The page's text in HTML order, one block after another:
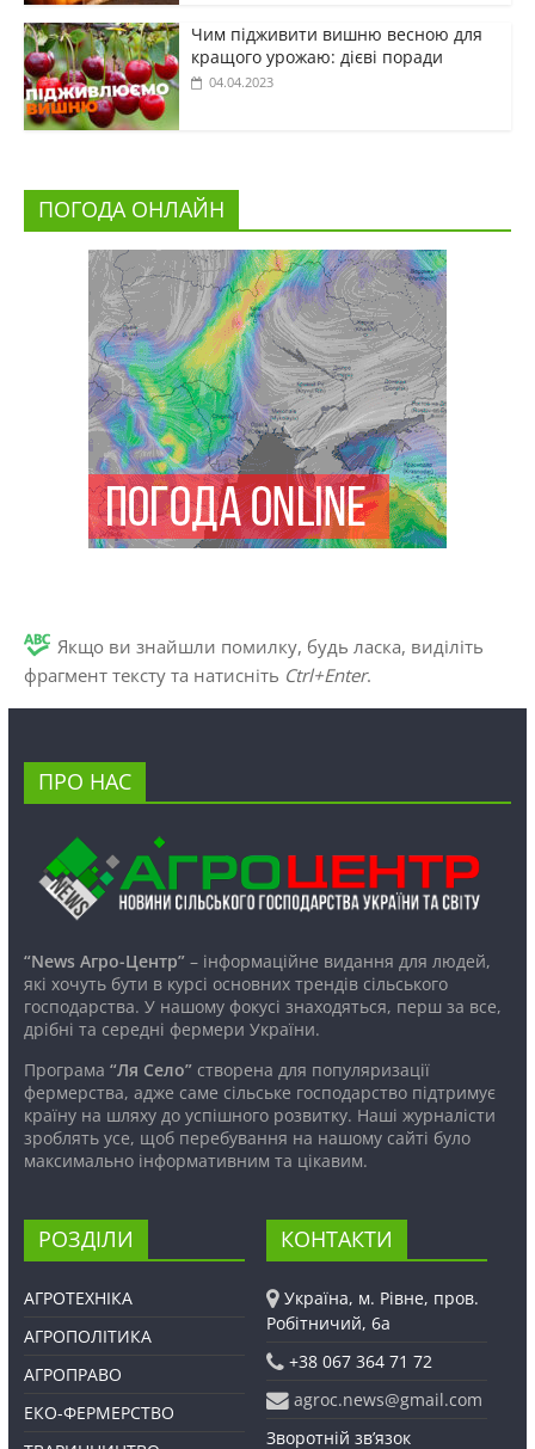
Чим підживити вишню весною для
кращого урожаю: дієві поради
04.04.2023
ПОГОДА ОНЛАЙН
Якщо ви знайшли помилку, будь ласка, виділіть
фрагмент тексту та натисніть Ctrl+Enter.
ПРО НАС
“News Агро-Центр”– інформаційне видання для людей,
які хочуть бути в курсі основних трендів сільського
господарства. У нашому фокусі знаходяться, перш за все,
дрібні та середні фермери України.
Програма “Ля Село”створена для популяризації
фермерства, адже саме сільське господарство підтримує
країну на шляху до успішного розвитку. Наші журналісти
зроблять усе, щоб перебування на нашому сайті було
максимально інформативним та цікавим.
РОЗДІЛИ
АГРОТЕХНІКА
АГРОПОЛІТИКА
АГРОПРАВО
ЕКО-ФЕРМЕРСТВО
КОНТАКТИ
Україна, м. Рівне, пров.
Робітничий, 6а
+38 067 364 71 72
agroc.news@gmail.com
Зворотній зв’язок